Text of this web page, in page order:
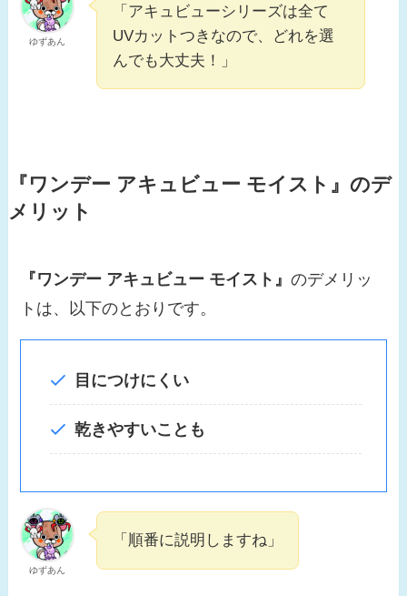
ゆずあん
「アキュビューシリーズは全て
UVカットつきなので、どれを選
んでも大丈夫！」
『ワンデー アキュビュー モイスト』 のデ
メリット
『ワンデー アキュビュー モイスト』のデメリッ
トは、以下のとおりです。
目につけにくい
乾きやすいことも
ゆずあん
「順番に説明しますね」